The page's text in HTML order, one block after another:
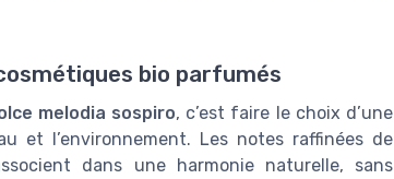
bio parfumés
melodia sospiro, c’est faire le choix d’une
et l’environnement. Les notes raffinées de
dans une harmonie naturelle, sans